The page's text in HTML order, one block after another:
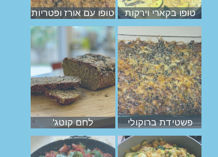
טופו בקארי וירקות טופו עם אורז ופטריות
פשטידת ברוקולי לחם קוטג'